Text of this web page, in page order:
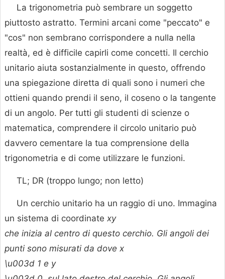
La trigonometria può sembrare un soggetto
piuttosto astratto. Termini arcani come "peccato" e
"cos" non sembrano corrispondere a nulla nella
realtà, ed è difficile capirli come concetti. Il cerchio
unitario aiuta sostanzialmente in questo, offrendo
una spiegazione diretta di quali sono i numeri che
ottieni quando prendi il seno, il coseno o la tangente
di un angolo. Per tutti gli studenti di scienze o
matematica, comprendere il circolo unitario può
davvero cementare la tua comprensione della
trigonometria e di come utilizzare le funzioni.
TL; DR (troppo lungo; non letto)
Un cerchio unitario ha un raggio di uno. Immagina
un sistema di coordinate xy
che inizia al centro di questo cerchio. Gli angoli dei
punti sono misurati da dove x
\u003d 1 e y